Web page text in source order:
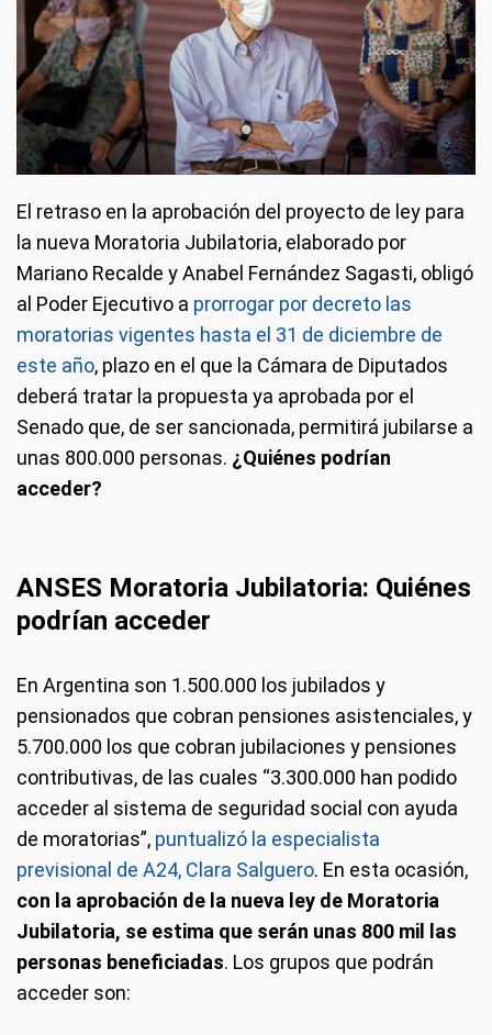
El retraso en la aprobación del proyecto de ley para
la nueva Moratoria Jubilatoria, elaborado por
Mariano Recalde y Anabel Fernández Sagasti, obligó
al Poder Ejecutivo a prorrogar por decreto las
moratorias vigentes hasta el 31 de diciembre de
este año, plazo en el que la Cámara de Diputados
deberá tratar la propuesta ya aprobada por el
Senado que, de ser sancionada, permitirá jubilarse a
unas 800.000 personas. ¿Quiénes podrían
acceder?
ANSES Moratoria Jubilatoria: Quiénes
podrían acceder
En Argentina son 1.500.000 los jubilados y
pensionados que cobran pensiones asistenciales, y
5.700.000 los que cobran jubilaciones y pensiones
contributivas, de las cuales “3.300.000 han podido
acceder al sistema de seguridad social con ayuda
de moratorias”, puntualizó la especialista
previsional de A24, Clara Salguero. En esta ocasión,
con la aprobación de la nueva ley de Moratoria
Jubilatoria, se estima que serán unas 800 mil las
personas beneficiadas. Los grupos que podrán
acceder son: